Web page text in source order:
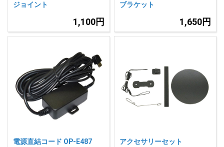
大口注文はこちら
ジョイント
1,100円
ブラケット
1,650円
電源直結コード OP-E487 アクセサリーセット